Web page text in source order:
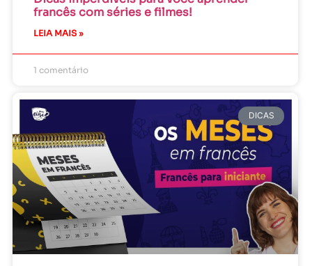
francês com séries e filmes!
LEIA MAIS »
1 comentário
DICAS